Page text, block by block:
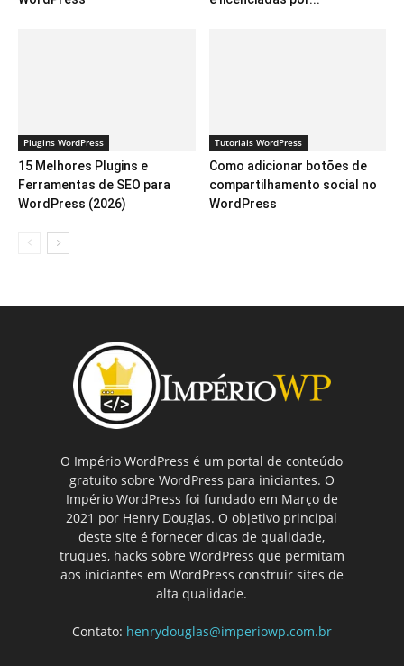
Plugins WordPress
15 Melhores Plugins e
Ferramentas de SEO para
WordPress (2026)
Tutoriais WordPress
Como adicionar botões de
compartilhamento social no
WordPress
O Império WordPress é um portal de conteúdo
gratuito sobre WordPress para iniciantes. O
Império WordPress foi fundado em Março de
2021 por Henry Douglas. O objetivo principal
deste site é fornecer dicas de qualidade,
truques, hacks sobre WordPress que permitam
aos iniciantes em WordPress construir sites de
alta qualidade.
Contato: henrydouglas@imperiowp.com.br